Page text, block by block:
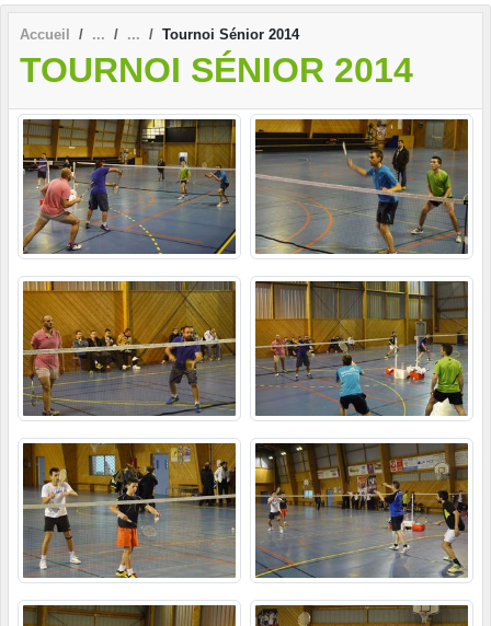
Accueil Tournoi Sénior 2014
TOURNOI SÉNIOR 2014